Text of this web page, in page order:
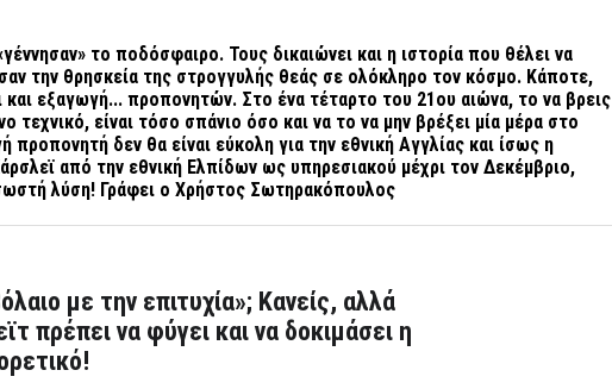
το ποδόσφαιρο. Τους δικαιώνει και η ιστορία που θέλει να
την θρησκεία της στρογγυλής θεάς σε ολόκληρο τον κόσμο. Κάποτε,
και εξαγωγή... προπονητών. Στο ένα τέταρτο του 21ου αιώνα, το να βρεις
τεχνικό, είναι τόσο σπάνιο όσο και να το να μην βρέξει μία μέρα στο
προπονητή δεν θα είναι εύκολη για την εθνική Αγγλίας και ίσως η
από την εθνική Ελπίδων ως υπηρεσιακού μέχρι τον Δεκέμβριο,
λύση! Γράφει ο Χρήστος Σωτηρακόπουλος
με την επιτυχία»; Κανείς, αλλά
πρέπει να φύγει και να δοκιμάσει η